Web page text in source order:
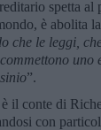
spetta
è abolita
che le leggi,
uno
”.
il conte di
con